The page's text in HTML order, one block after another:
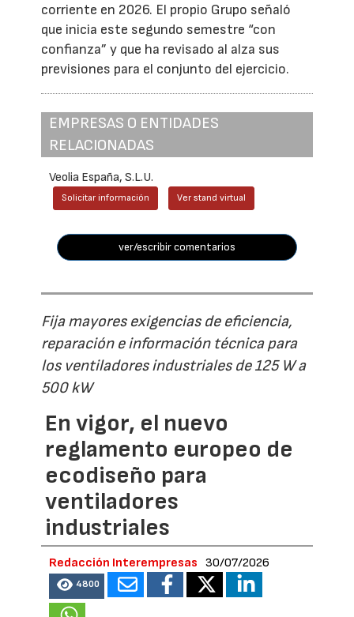
corriente en 2026. El propio Grupo señaló
que inicia este segundo semestre “con
confianza” y que ha revisado al alza sus
previsiones para el conjunto del ejercicio.
EMPRESAS O ENTIDADES
RELACIONADAS
Veolia España, S.L.U.
Solicitar información Ver stand virtual
ver/escribir comentarios
Fija mayores exigencias de eficiencia,
reparación e información técnica para
los ventiladores industriales de 125 W a
500 kW
En vigor, el nuevo
reglamento europeo de
ecodiseño para
ventiladores
industriales
Redacción Interempresas 30/07/2026
4800